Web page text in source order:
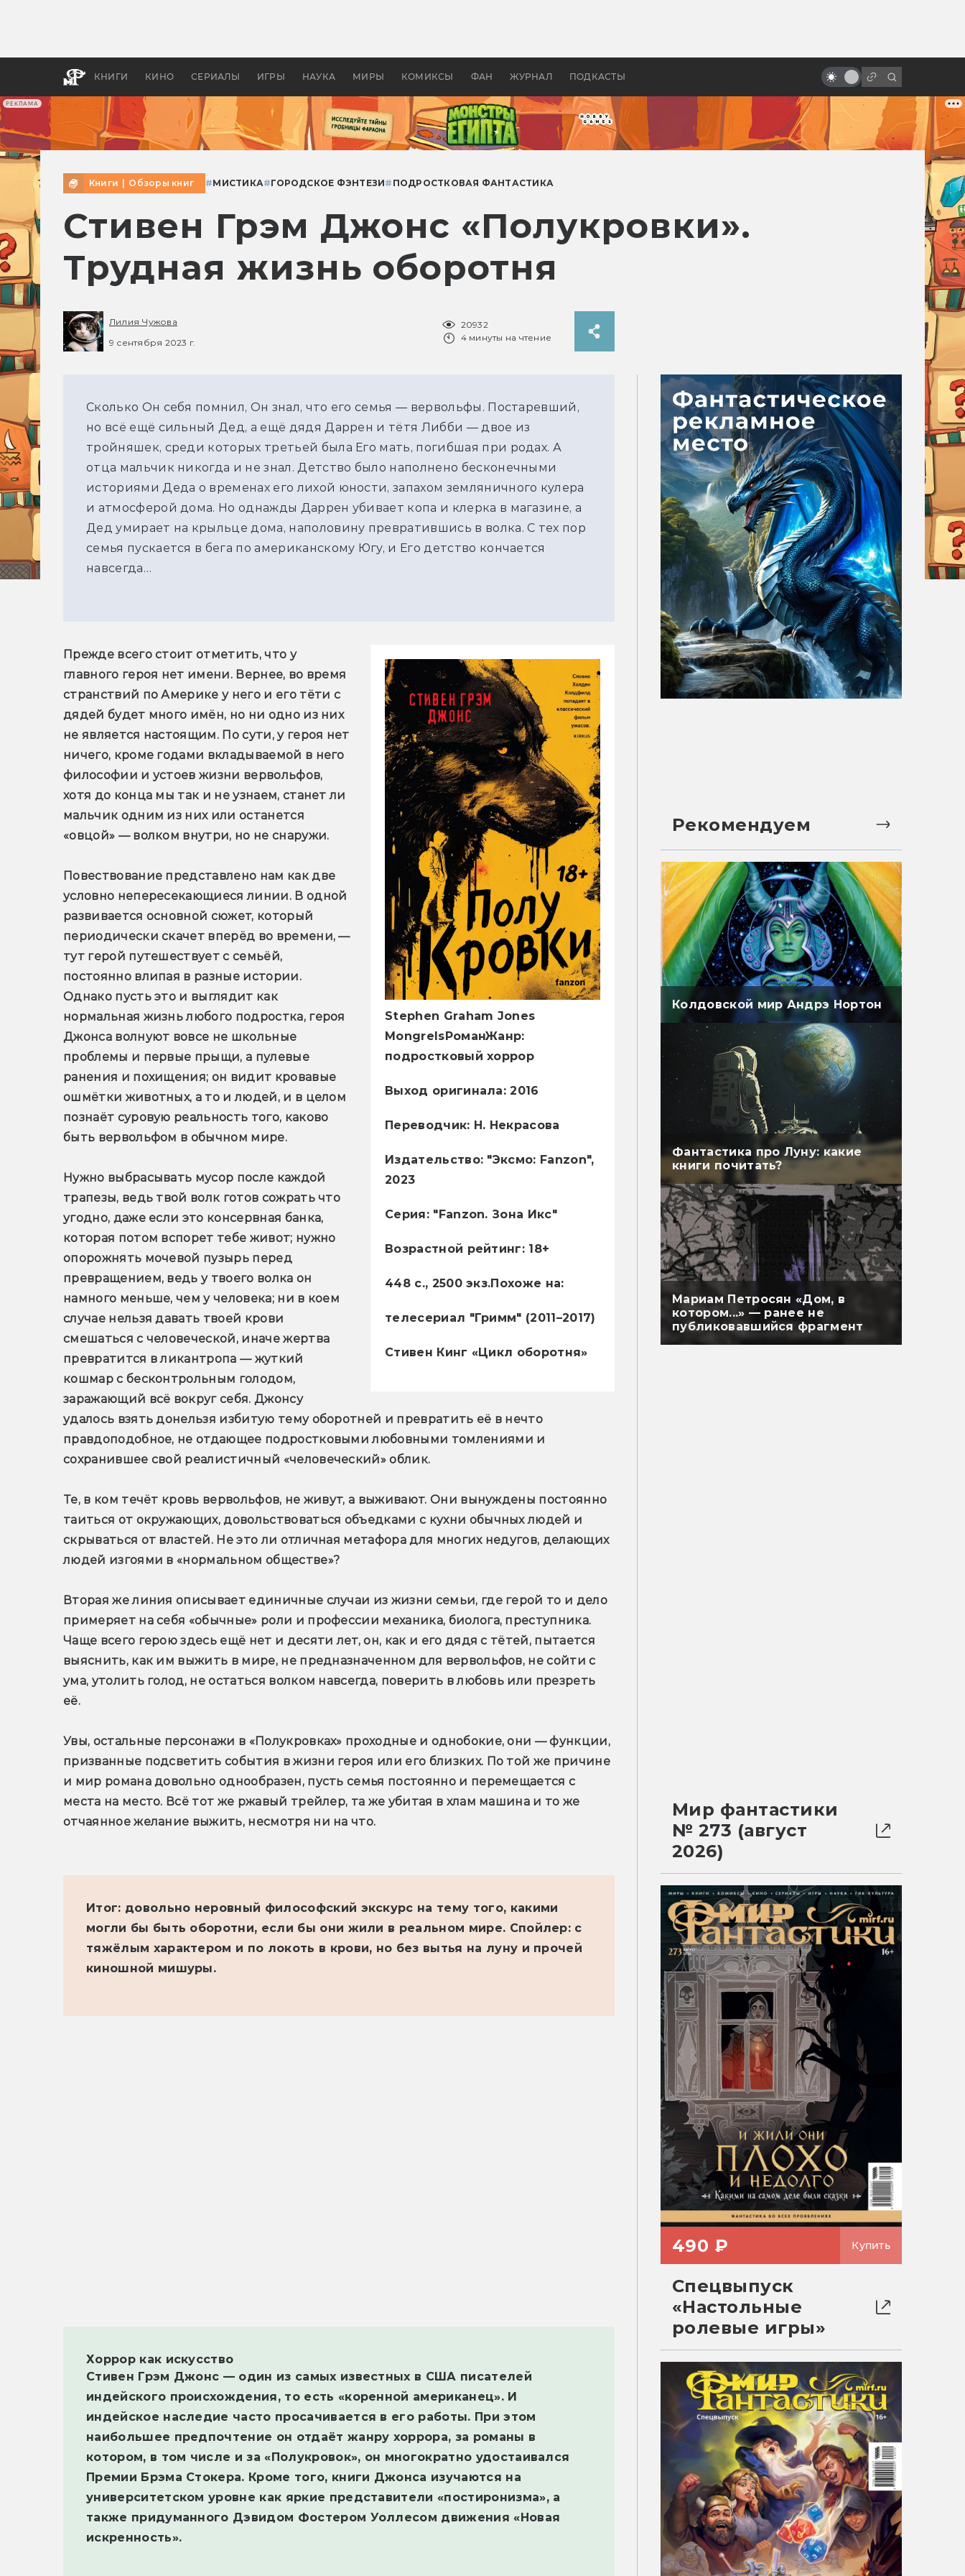
РЕКЛАМА
КНИГИ КИНО СЕРИАЛЫ ИГРЫ НАУКА МИРЫ КОМИКСЫ ФАН ЖУРНАЛ ПОДКАСТЫ
бы «Властелина колец»
Древней Грецией
робот-полицейский
Книги Обзоры книг #МИСТИКА#ГОРОДСКОЕ ФЭНТЕЗИ# ПОДРОСТКОВАЯ ФАНТАСТИКА
Стивен Грэм Джонс «Полукровки».
Трудная жизнь оборотня
Лилия Чужова
9 сентября 2023 г.
20932
4 минуты на чтение
Сколько Он себя помнил, Он знал, что его семья — вервольфы. Постаревший,
но всё ещё сильный Дед, а ещё дядя Даррен и тётя Либби — двое из
тройняшек, среди которых третьей была Его мать, погибшая при родах. А
отца мальчик никогда и не знал. Детство было наполнено бесконечными
историями Деда о временах его лихой юности, запахом земляничного кулера
и атмосферой дома. Но однажды Даррен убивает копа и клерка в магазине, а
Дед умирает на крыльце дома, наполовину превратившись в волка. С тех пор
семья пускается в бега по американскому Югу, и Его детство кончается
навсегда…
Stephen Graham Jones
MongrelsРоманЖанр:
подростковый хоррор
Выход оригинала: 2016
Переводчик: Н. Некрасова
Издательство: "Эксмо: Fanzon",
2023
Серия: "Fanzon. Зона Икс"
Возрастной рейтинг: 18+
448 с., 2500 экз.Похоже на:
телесериал "Гримм" (2011–2017)
Стивен Кинг «Цикл оборотня»
Прежде всего стоит отметить, что у
главного героя нет имени. Вернее, во время
странствий по Америке у него и его тёти с
дядей будет много имён, но ни одно из них
не является настоящим. По сути, у героя нет
ничего, кроме годами вкладываемой в него
философии и устоев жизни вервольфов,
хотя до конца мы так и не узнаем, станет ли
мальчик одним из них или останется
«овцой» — волком внутри, но не снаружи.
Повествование представлено нам как две
условно непересекающиеся линии. В одной
развивается основной сюжет, который
периодически скачет вперёд во времени, —
тут герой путешествует с семьёй,
постоянно влипая в разные истории.
Однако пусть это и выглядит как
нормальная жизнь любого подростка, героя
Джонса волнуют вовсе не школьные
проблемы и первые прыщи, а пулевые
ранения и похищения; он видит кровавые
ошмётки животных, а то и людей, и в целом
познаёт суровую реальность того, каково
быть вервольфом в обычном мире.
Нужно выбрасывать мусор после каждой
трапезы, ведь твой волк готов сожрать что
угодно, даже если это консервная банка,
которая потом вспорет тебе живот; нужно
опорожнять мочевой пузырь перед
превращением, ведь у твоего волка он
намного меньше, чем у человека; ни в коем
случае нельзя давать твоей крови
смешаться с человеческой, иначе жертва
превратится в ликантропа — жуткий
кошмар с бесконтрольным голодом,
заражающий всё вокруг себя. Джонсу
удалось взять донельзя избитую тему оборотней и превратить её в нечто
правдоподобное, не отдающее подростковыми любовными томлениями и
сохранившее свой реалистичный «человеческий» облик.
Те, в ком течёт кровь вервольфов, не живут, а выживают. Они вынуждены постоянно
таиться от окружающих, довольствоваться объедками с кухни обычных людей и
скрываться от властей. Не это ли отличная метафора для многих недугов, делающих
людей изгоями в «нормальном обществе»?
Вторая же линия описывает единичные случаи из жизни семьи, где герой то и дело
примеряет на себя «обычные» роли и профессии механика, биолога, преступника.
Чаще всего герою здесь ещё нет и десяти лет, он, как и его дядя с тётей, пытается
выяснить, как им выжить в мире, не предназначенном для вервольфов, не сойти с
ума, утолить голод, не остаться волком навсегда, поверить в любовь или презреть
её.
Увы, остальные персонажи в «Полукровках» проходные и однобокие, они — функции,
призванные подсветить события в жизни героя или его близких. По той же причине
и мир романа довольно однообразен, пусть семья постоянно и перемещается с
места на место. Всё тот же ржавый трейлер, та же убитая в хлам машина и то же
отчаянное желание выжить, несмотря ни на что.
Итог: довольно неровный философский экскурс на тему того, какими
могли бы быть оборотни, если бы они жили в реальном мире. Спойлер: с
тяжёлым характером и по локоть в крови, но без вытья на луну и прочей
киношной мишуры.
Хоррор как искусство
Стивен Грэм Джонс — один из самых известных в США писателей
индейского происхождения, то есть «коренной американец». И
индейское наследие часто просачивается в его работы. При этом
наибольшее предпочтение он отдаёт жанру хоррора, за романы в
котором, в том числе и за «Полукровок», он многократно удостаивался
Премии Брэма Стокера. Кроме того, книги Джонса изучаются на
университетском уровне как яркие представители «постиронизма», а
также придуманного Дэвидом Фостером Уоллесом движения «Новая
искренность».
Рекомендуем
Колдовской мир Андрэ Нортон
Фантастика про Луну: какие
книги почитать?
Мариам Петросян «Дом, в
котором...» — ранее не
публиковавшийся фрагмент
Мир фантастики
№ 273 (август
2026)
490 ₽ Купить
Спецвыпуск
«Настольные
ролевые игры»